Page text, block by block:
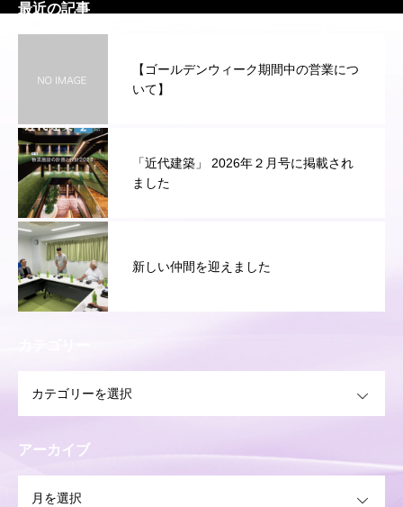
最近の記事
【ゴールデンウィーク期間中の営業につ
いて】
「近代建築」 2026年２月号に掲載され
ました
新しい仲間を迎えました
アーカイブ